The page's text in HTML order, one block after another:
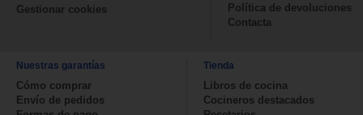
Gestionar cookies
Política de devoluciones
Contacta
Nuestras garantías
Cómo comprar
Envío de pedidos
Tienda
Libros de cocina
Cocineros destacados